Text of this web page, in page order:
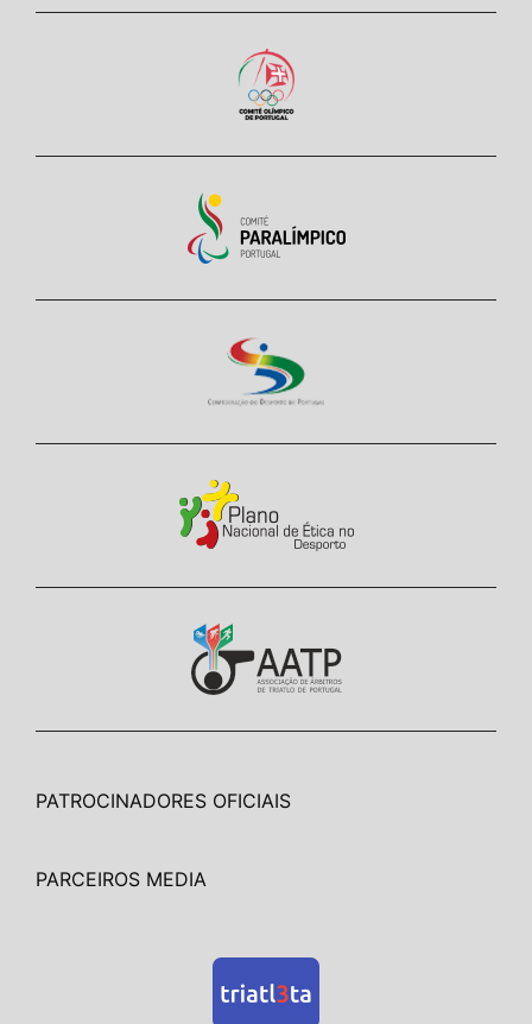
PATROCINADORES OFICIAIS
PARCEIROS MEDIA